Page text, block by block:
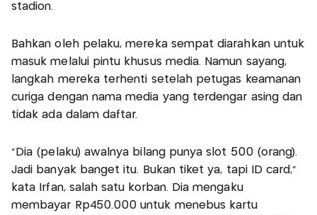
stadion.
Bahkan oleh pelaku, mereka sempat diarahkan untuk
masuk melalui pintu khusus media. Namun sayang,
langkah mereka terhenti setelah petugas keamanan
curiga dengan nama media yang terdengar asing dan
tidak ada dalam daftar.
“Dia (pelaku) awalnya bilang punya slot 500 (orang).
Jadi banyak banget itu. Bukan tiket ya, tapi ID card,”
kata Irfan, salah satu korban. Dia mengaku
membayar Rp450.000 untuk menebus kartu